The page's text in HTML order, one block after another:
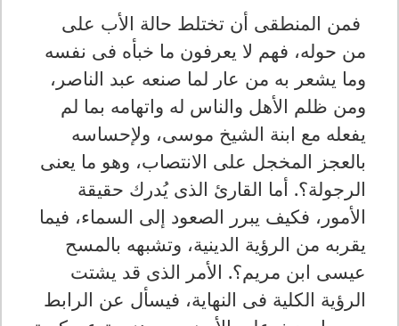
فمن المنطقى أن تختلط حالة الأب على
من حوله، فهم لا يعرفون ما خبأه فى نفسه
وما يشعر به من عار لما صنعه عبد الناصر،
ومن ظلم الأهل والناس له واتهامه بما لم
يفعله مع ابنة الشيخ موسى، ولإحساسه
بالعجز المخجل على الانتصاب، وهو ما يعنى
الرجولة؟. أما القارئ الذى يُدرك حقيقة
الأمور، فكيف يبرر الصعود إلى السماء، فيما
يقربه من الرؤية الدينية، وتشبهه بالمسح
عيسى ابن مريم؟. الأمر الذى قد يشتت
الرؤية الكلية فى النهاية، فيسأل عن الرابط